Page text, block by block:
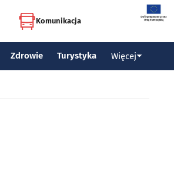
Komunikacja
Zdrowie Turystyka Więcej